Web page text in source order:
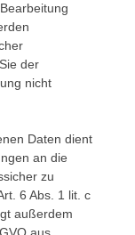
der
nicht
Daten dient
an die
zu
6 Abs. 1 lit. c
außerdem